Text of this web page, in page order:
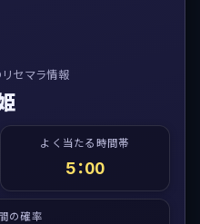
セマラ情報
よく当たる時間帯
5：00
の確率